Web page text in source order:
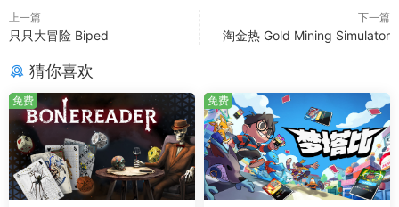
Nvidia GeForce GTX 1060 6 GB / AMD
Radeon RX 580 4 GB
上一篇
只只大冒险 Biped
下一篇
淘金热 Gold Mining Simulator
猜你喜欢
免费 免费